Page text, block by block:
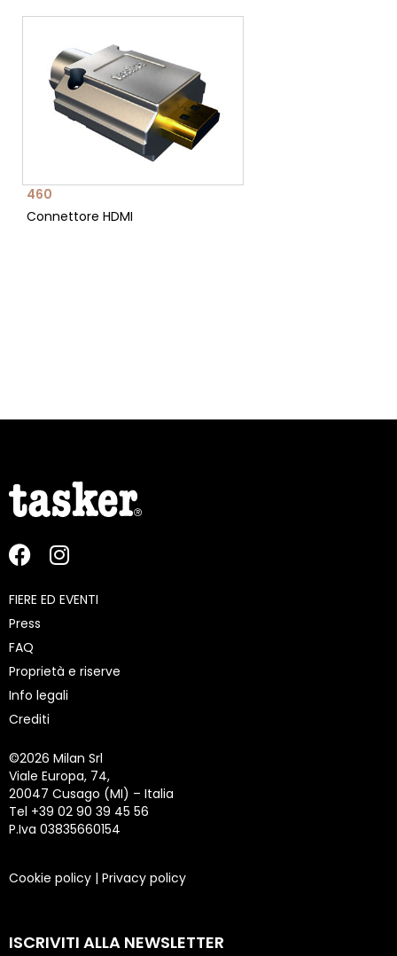
460
Connettore HDMI
FIERE ED EVENTI
Press
FAQ
Proprietà e riserve
Info legali
Crediti
©2026 Milan Srl
Viale Europa, 74,
20047 Cusago (MI) – Italia
Tel +39 02 90 39 45 56
P.Iva 03835660154
Cookie policy | Privacy policy
ISCRIVITI ALLA NEWSLETTER